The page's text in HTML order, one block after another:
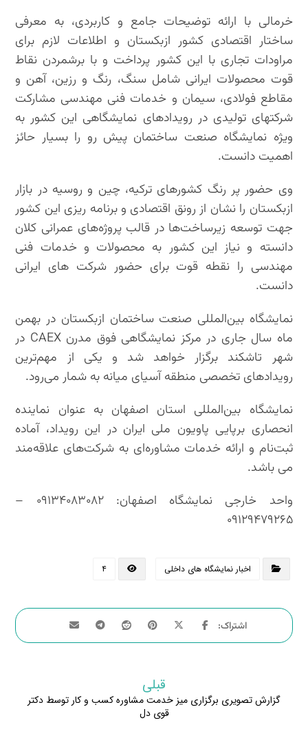
خرمالی با ارائه توضیحات جامع و کاربردی، به معرفی
ساختار اقتصادی کشور ازبکستان و اطلاعات لازم برای
مراودات تجاری با این کشور پرداخت و با برشمردن نقاط
قوت محصولات ایرانی شامل سنگ، رنگ و رزین، آهن و
مقاطع فولادی، سیمان و خدمات فنی مهندسی مشارکت
شرکتهای تولیدی در رویدادهای نمایشگاهی این کشور به
ویژه نمایشگاه صنعت ساختمان پیش رو را بسیار حائز
اهمیت دانست.
وی حضور پر رنگ کشورهای ترکیه، چین و روسیه در بازار
ازبکستان را نشان از رونق اقتصادی و برنامه ریزی این کشور
جهت توسعه زیرساخت‌ها در قالب پروژه‌های عمرانی کلان
دانسته و نیاز این کشور به محصولات و خدمات فنی
مهندسی را نقطه قوت برای حضور شرکت های ایرانی
دانست.
نمایشگاه بین‌المللی صنعت ساختمان ازبکستان در بهمن
ماه سال جاری در مرکز نمایشگاهی فوق مدرن CAEX در
شهر تاشکند برگزار خواهد شد و یکی از مهم‌ترین
رویدادهای تخصصی منطقه آسیای میانه به شمار می‌رود.
نمایشگاه‌ بین‌المللی استان اصفهان به عنوان نماینده
انحصاری برپایی پاویون ملی ایران در این رویداد، آماده
ثبت‌نام و ارائه خدمات مشاوره‌ای به شرکت‌های علاقه‌مند
می باشد.
واحد خارجی نمایشگاه اصفهان: ۰۹۱۳۴۰۸۳۰۸۲ –
۰۹۱۲۹۴۷۹۲۶۵
اخبار نمایشگاه های داخلی ۴
قبلی
گزارش تصویری برگزاری میز خدمت مشاوره کسب و کار توسط دکتر
قوی دل